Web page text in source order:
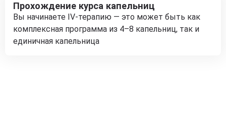
Прохождение курса капельниц
Вы начинаете IV-терапию — это может быть как
комплексная программа из 4–8 капельниц, так и
единичная капельница